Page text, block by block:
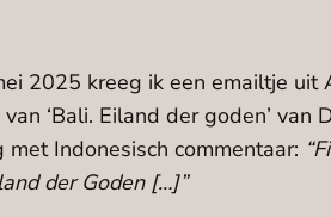
2025 kreeg ik een emailtje uit
‘Bali. Eiland der goden’ van
met Indonesisch commentaar:
der Goden […]”